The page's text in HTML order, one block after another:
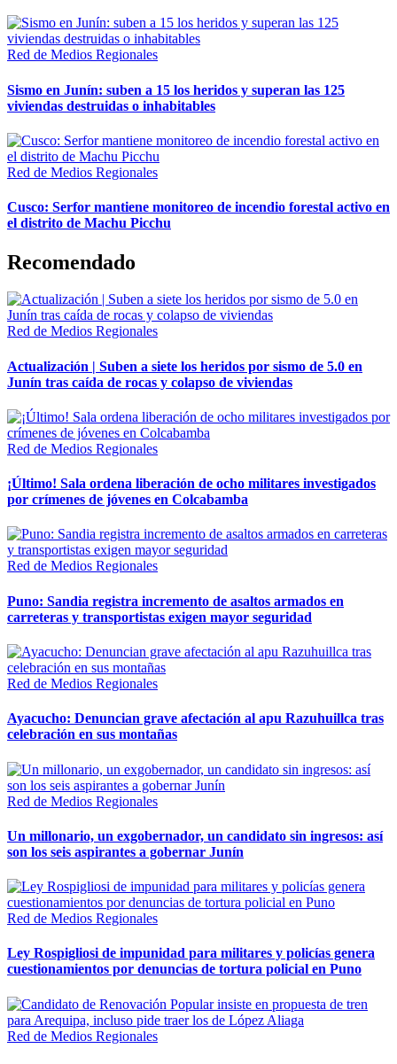
Red de Medios Regionales
Sismo en Junín: suben a 15 los heridos y superan las 125
viviendas destruidas o inhabitables
Red de Medios Regionales
Cusco: Serfor mantiene monitoreo de incendio forestal activo en
el distrito de Machu Picchu
Recomendado
Red de Medios Regionales
Actualización | Suben a siete los heridos por sismo de 5.0 en
Junín tras caída de rocas y colapso de viviendas
Red de Medios Regionales
¡Último! Sala ordena liberación de ocho militares investigados
por crímenes de jóvenes en Colcabamba
Red de Medios Regionales
Puno: Sandia registra incremento de asaltos armados en
carreteras y transportistas exigen mayor seguridad
Red de Medios Regionales
Ayacucho: Denuncian grave afectación al apu Razuhuillca tras
celebración en sus montañas
Red de Medios Regionales
Un millonario, un exgobernador, un candidato sin ingresos: así
son los seis aspirantes a gobernar Junín
Red de Medios Regionales
Ley Rospigliosi de impunidad para militares y policías genera
cuestionamientos por denuncias de tortura policial en Puno
Red de Medios Regionales